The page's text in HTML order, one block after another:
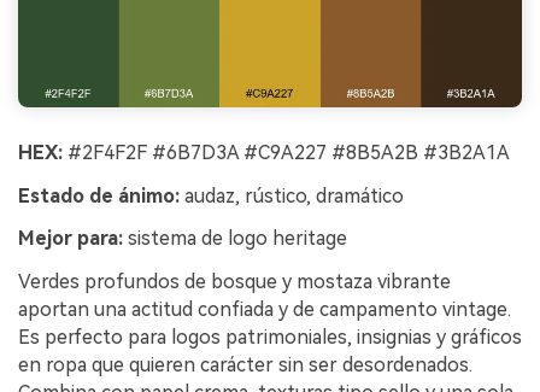
HEX: #2F4F2F #6B7D3A #C9A227 #8B5A2B #3B2A1A
Estado de ánimo: audaz, rústico, dramático
Mejor para: sistema de logo heritage
Verdes profundos de bosque y mostaza vibrante
aportan una actitud confiada y de campamento vintage.
Es perfecto para logos patrimoniales, insignias y gráficos
en ropa que quieren carácter sin ser desordenados.